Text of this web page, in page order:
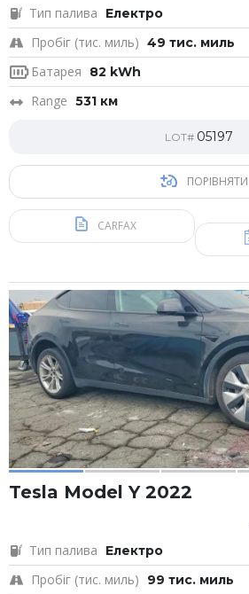
Тип палива Електро
Пробіг (тис. миль) 49 тис. миль
Батарея 82 kWh
Range 531 км
LOT# 05197
ПОРІВНЯТИ
CARFAX
Tesla Model Y 2022
Тип палива Електро
Пробіг (тис. миль) 99 тис. миль